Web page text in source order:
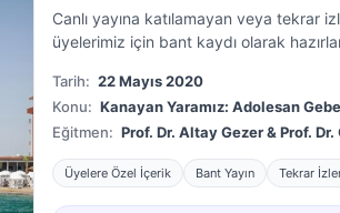
Canlı yayına katılamayan veya tekrar
üyelerimiz için bant kaydı olarak
Tarih: 22 Mayıs 2020
Konu: Kanayan Yaramız: Adolesan
Eğitmen: Prof. Dr. Altay Gezer & Prof. Dr.
Üyelere Özel İçerik Bant Yayın Tekrar